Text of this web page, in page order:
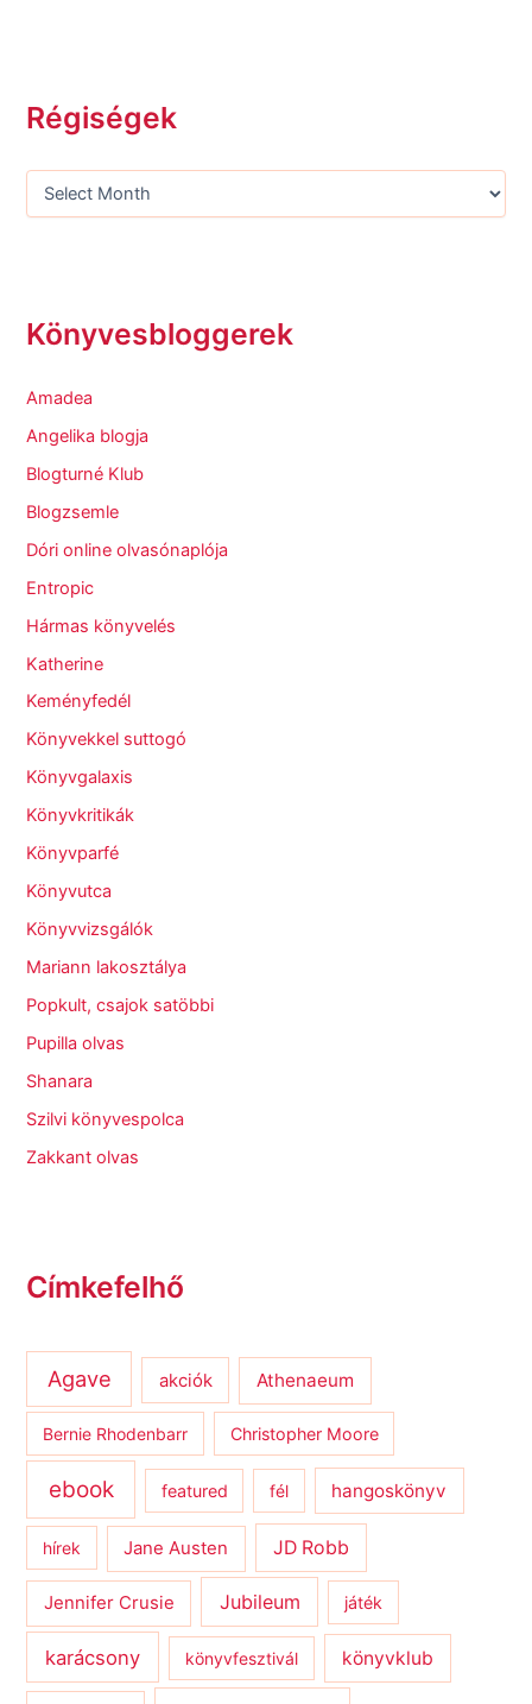
Régiségek
Könyvesbloggerek
Amadea
Angelika blogja
Blogturné Klub
Blogzsemle
Dóri online olvasónaplója
Entropic
Hármas könyvelés
Katherine
Keményfedél
Könyvekkel suttogó
Könyvgalaxis
Könyvkritikák
Könyvparfé
Könyvutca
Könyvvizsgálók
Mariann lakosztálya
Popkult, csajok satöbbi
Pupilla olvas
Shanara
Szilvi könyvespolca
Zakkant olvas
Címkefelhő
Agave akciók Athenaeum
Bernie Rhodenbarr Christopher Moore
ebook featured fél hangoskönyv
hírek Jane Austen JD Robb
Jennifer Crusie Jubileum játék
karácsony könyvfesztivál könyvklub